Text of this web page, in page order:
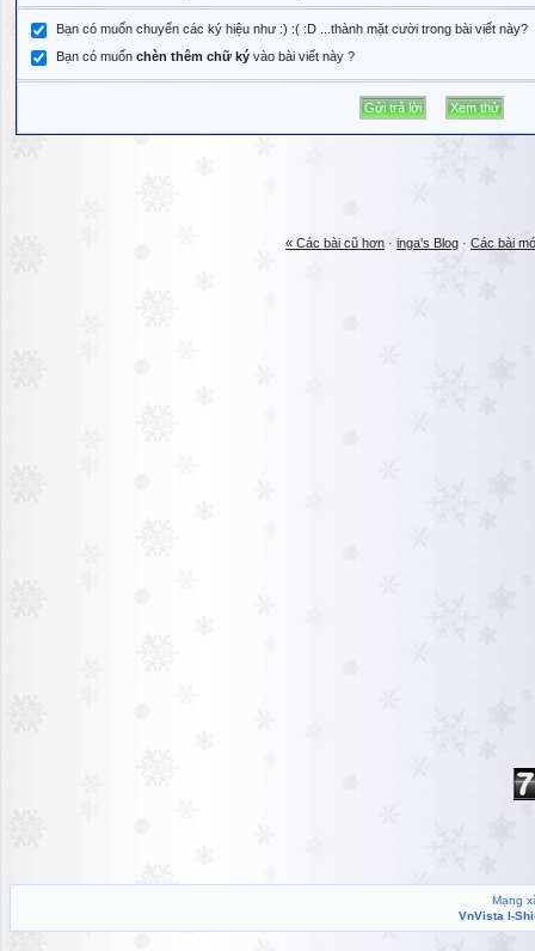
Bạn có muốn chuyển các ký hiệu như :) :( :D ...thành mặt cười trong bài viết này?
Bạn có muốn chèn thêm chữ ký vào bài viết này ?
« Các bài cũ hơn · inga's Blog · Các bài
Mạng
VnVista I-